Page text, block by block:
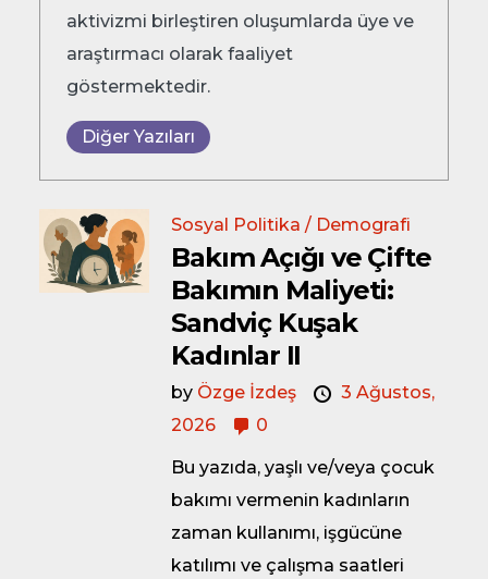
aktivizmi birleştiren oluşumlarda üye ve
araştırmacı olarak faaliyet
göstermektedir.
Diğer Yazıları
Sosyal Politika / Demografi
Bakım Açığı ve Çifte
Bakımın Maliyeti:
Sandviç Kuşak
Kadınlar II
by Özge İzdeş
3 Ağustos,
2026
0
Bu yazıda, yaşlı ve/veya çocuk
bakımı vermenin kadınların
zaman kullanımı, işgücüne
katılımı ve çalışma saatleri